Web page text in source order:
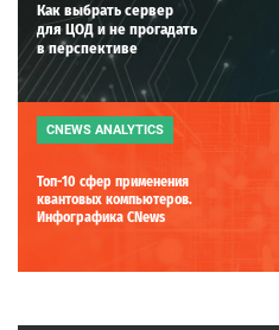
Как выбрать сервер
для ЦОД и не прогадать
в перспективе
CNEWS ANALYTICS
Топ-10 сфер применения
квантовых компьютеров.
Инфографика CNews